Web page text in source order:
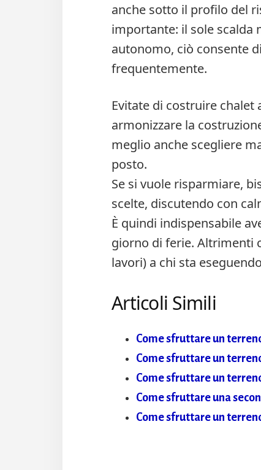
anche sotto il profilo del
importante: il sole scalda
autonomo, ciò consente
frequentemente.
Evitate di costruire chalet
armonizzare la
meglio anche scegliere
posto.
Se si vuole risparmiare,
scelte, discutendo con
È quindi indispensabile
giorno di ferie. Altrimenti
lavori) a chi sta
Articoli Simili
Come sfruttare un
Come sfruttare un
Come sfruttare un
Come sfruttare una
Come sfruttare un